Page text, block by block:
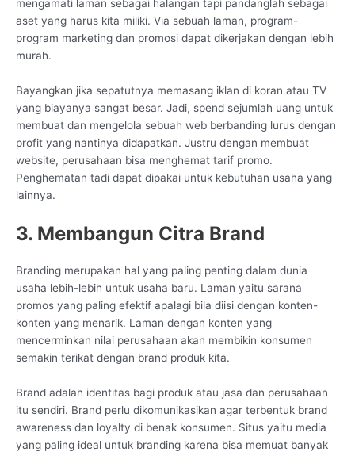
mengamati laman sebagai halangan tapi pandanglah sebagai
aset yang harus kita miliki. Via sebuah laman, program-
program marketing dan promosi dapat dikerjakan dengan lebih
murah.
Bayangkan jika sepatutnya memasang iklan di koran atau TV
yang biayanya sangat besar. Jadi, spend sejumlah uang untuk
membuat dan mengelola sebuah web berbanding lurus dengan
profit yang nantinya didapatkan. Justru dengan membuat
website, perusahaan bisa menghemat tarif promo.
Penghematan tadi dapat dipakai untuk kebutuhan usaha yang
lainnya.
3. Membangun Citra Brand
Branding merupakan hal yang paling penting dalam dunia
usaha lebih-lebih untuk usaha baru. Laman yaitu sarana
promos yang paling efektif apalagi bila diisi dengan konten-
konten yang menarik. Laman dengan konten yang
mencerminkan nilai perusahaan akan membikin konsumen
semakin terikat dengan brand produk kita.
Brand adalah identitas bagi produk atau jasa dan perusahaan
itu sendiri. Brand perlu dikomunikasikan agar terbentuk brand
awareness dan loyalty di benak konsumen. Situs yaitu media
yang paling ideal untuk branding karena bisa memuat banyak